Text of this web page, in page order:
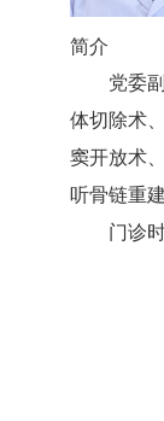
简介
党委
体切除术
窦开放术
听骨链重
门诊